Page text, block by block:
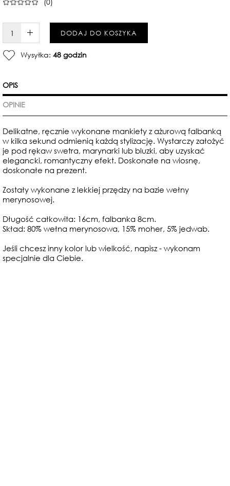
W KOSZYKU :)DODAJ DO KOSZYKA
Wysyłka: 48 godzin
OPIS
OPINIE
Delikatne, ręcznie wykonane mankiety z ażurową falbanką
w kilka sekund odmienią każdą stylizację. Wystarczy założyć
je pod rękaw swetra, marynarki lub bluzki, aby uzyskać
elegancki, romantyczny efekt. Doskonałe na wiosnę,
doskonałe na prezent.
Zostały wykonane z lekkiej przędzy na bazie wełny
merynosowej.
Długość całkowita: 16cm, falbanka 8cm.
Skład: 80% wełna merynosowa, 15% moher, 5% jedwab.
Jeśli chcesz inny kolor lub wielkość, napisz - wykonam
specjalnie dla Ciebie.